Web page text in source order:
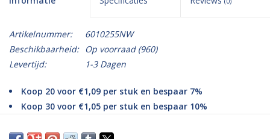
Artikelnummer:
6010255NW
Beschikbaarheid: Op voorraad(960)
Levertijd:
1-3 Dagen
Koop 20 voor €1,09 per stuk en bespaar 7%
Koop 30 voor €1,05 per stuk en bespaar 10%